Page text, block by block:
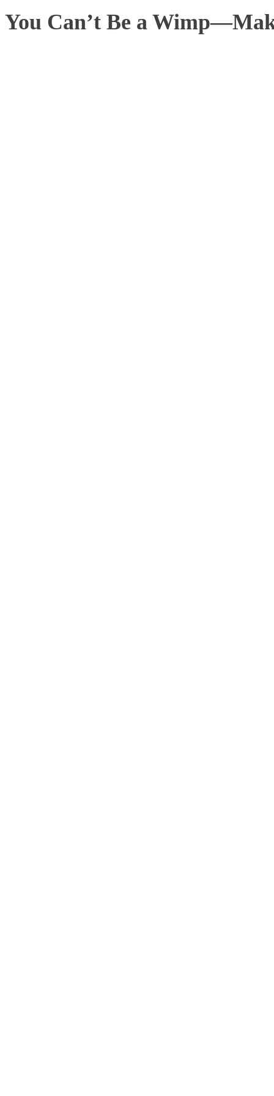
You Can’t Be a